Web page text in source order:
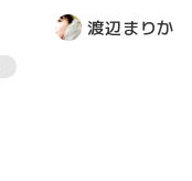
渡辺まりか